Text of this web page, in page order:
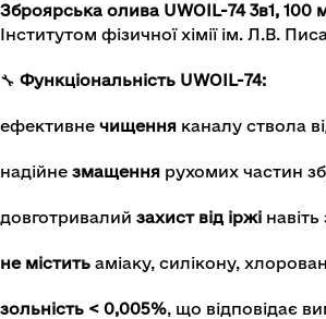
Зброярська олива UWOIL-74 3в1, 100
Інститутом фізичної хімії ім. Л.В.
🔧 Функціональність UWOIL-74:
ефективне чищення каналу ствола
надійне змащення рухомих частин
довготривалий захист від іржі
не містить аміаку, силікону,
зольність < 0,005%, що відповідає